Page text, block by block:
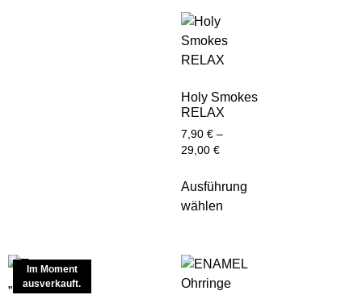
Holy Smokes
RELAX
7,90 € –
29,00 €
Ausführung
wählen
Im Moment
ausverkauft.